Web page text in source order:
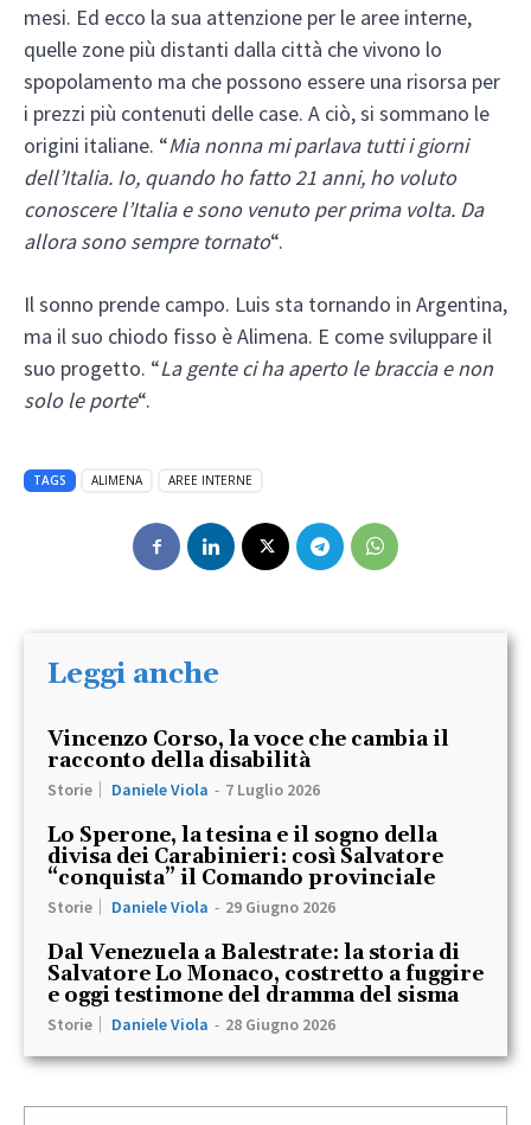
mesi. Ed ecco la sua attenzione per le aree interne,
quelle zone più distanti dalla città che vivono lo
spopolamento ma che possono essere una risorsa per
i prezzi più contenuti delle case. A ciò, si sommano le
origini italiane. “Mia nonna mi parlava tutti i giorni
dell’Italia. Io, quando ho fatto 21 anni, ho voluto
conoscere l’Italia e sono venuto per prima volta. Da
allora sono sempre tornato“.
Il sonno prende campo. Luis sta tornando in Argentina,
ma il suo chiodo fisso è Alimena. E come sviluppare il
suo progetto. “La gente ci ha aperto le braccia e non
solo le porte“.
TAGS ALIMENA AREE INTERNE
Leggi anche
Vincenzo Corso, la voce che cambia il
racconto della disabilità
Storie Daniele Viola - 7 Luglio 2026
Lo Sperone, la tesina e il sogno della
divisa dei Carabinieri: così Salvatore
“conquista” il Comando provinciale
Storie Daniele Viola - 29 Giugno 2026
Dal Venezuela a Balestrate: la storia di
Salvatore Lo Monaco, costretto a fuggire
e oggi testimone del dramma del sisma
Storie Daniele Viola - 28 Giugno 2026